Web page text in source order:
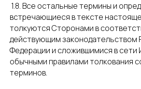
1.8. Все остальные термины и
встречающиеся в тексте
толкуются Сторонами в
действующим законодательством
Федерации и сложившимися в сети
обычными правилами толкования
терминов.